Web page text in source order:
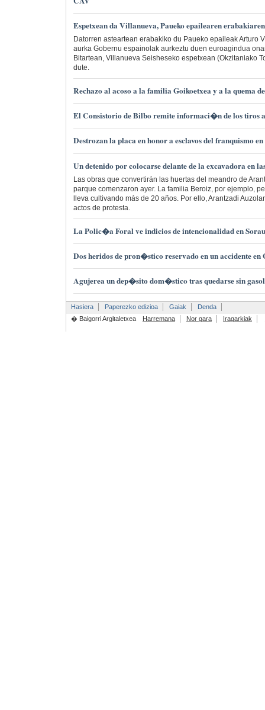
Espetxean da Villanueva, Paueko epailearen
Datorren asteartean erabakiko du Paueko epaileak Arturo
aurka Gobernu espainolak aurkeztu duen euroagindua
Bitartean, Villanueva Seisheseko espetxean (Okzitaniako
dute.
Rechazo al acoso a la familia Goikoetxea y a la quema
El Consistorio de Bilbo remite informaci�n de los tiros
Destrozan la placa en honor a esclavos del franquismo
Un detenido por colocarse delante de la excavadora en
Las obras que convertirán las huertas del meandro de
parque comenzaron ayer. La familia Beroiz, por ejemplo,
lleva cultivando más de 20 años. Por ello, Arantzadi
actos de protesta.
La Polic�a Foral ve indicios de intencionalidad en
Dos heridos de pron�stico reservado en un accidente en
Agujerea un dep�sito dom�stico tras quedarse sin
Hasiera Paperezko edizioa Gaiak
Denda
� Baigorri Argitaletxea
Harremana Nor gara Iragarkiak